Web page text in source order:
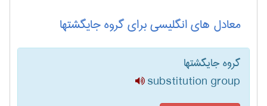
معادل های انگلیسی برای گروه جایگشتها
گروه جایگشتها
substitution group